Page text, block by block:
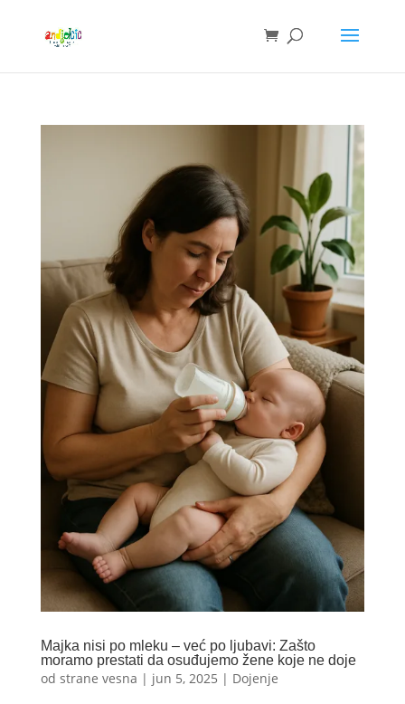
Majka nisi po mleku – već po ljubavi: Zašto
moramo prestati da osuđujemo žene koje ne doje
od strane vesna | jun 5, 2025 | Dojenje